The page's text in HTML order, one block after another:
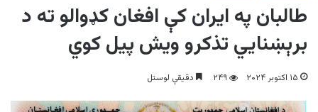
طالبان په ایران کې افغان کډوالو ته د
برېښنایي تذکرو ویش پیل کوي
۱۵ اکتوبر ۲۰۲۴ ۲۴۹ دقیقې لوستل